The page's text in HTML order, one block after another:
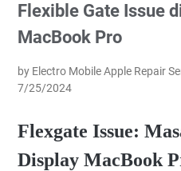
Flexible Gate Issue
MacBook Pro
by Electro Mobile Apple Repair
7/25/2024
Flexgate Issue:
Display MacBook